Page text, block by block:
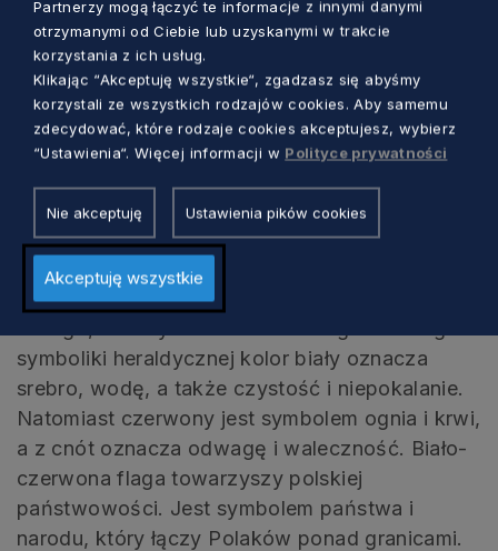
Rzeczypospolitej Polskiej oraz o pieczęciach
państwowych z 31 stycznia 1980 r. określa
kształt flagi. Jest prostokątna w barwach
Rzeczypospolitej Polskiej i proporcji 5:8,
umieszczona na maszcie. Flagą Polski jest też
białego pasa. Barwami Rzeczypospolitej
Polskiej są kolory biały i czerwony, ułożone w
dwóch poziomych, równoległych pasach tej
samej szerokości, z których górny jest koloru
symboliki heraldycznej kolor biały oznacza
srebro, wodę, a także czystość i niepokalanie.
Natomiast czerwony jest symbolem ognia i krwi,
a z cnót oznacza odwagę i waleczność. Biało-
czerwona flaga towarzyszy polskiej
państwowości. Jest symbolem państwa i
narodu, który łączy Polaków ponad granicami.
Partnerzy mogą łączyć te informacje z innymi danymi
otrzymanymi od Ciebie lub uzyskanymi w trakcie
korzystania z ich usług.
Klikając “Akceptuję wszystkie“, zgadzasz się abyśmy
korzystali ze wszystkich rodzajów cookies. Aby samemu
zdecydować, które rodzaje cookies akceptujesz, wybierz
“Ustawienia“. Więcej informacji w Polityce prywatności
Nie akceptuję Ustawienia pików cookies
Akceptuję wszystkie